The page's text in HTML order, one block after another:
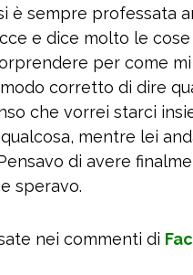
è sempre professata
e dice molto le
per come
corretto di dire
che vorrei starci
mentre lei
di avere
speravo.
nei commenti di